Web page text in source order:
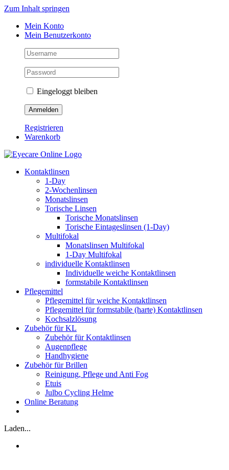
Zum Inhalt springen
Mein Konto
Mein Benutzerkonto
Eingeloggt bleiben
Registrieren
Warenkorb
Kontaktlinsen
1-Day
2-Wochenlinsen
Monatslinsen
Torische Linsen
Torische Monatslinsen
Torische Eintageslinsen (1-Day)
Multifokal
Monatslinsen Multifokal
1-Day Multifokal
individuelle Kontaktlinsen
Individuelle weiche Kontaktlinsen
formstabile Kontaktlinsen
Pflegemittel
Pflegemittel für weiche Kontaktlinsen
Pflegemittel für formstabile (harte) Kontaktlinsen
Kochsalzlösung
Zubehör für KL
Zubehör für Kontaktlinsen
Augenpflege
Handhygiene
Zubehör für Brillen
Reinigung, Pflege und Anti Fog
Etuis
Julbo Cycling Helme
Online Beratung
Laden...